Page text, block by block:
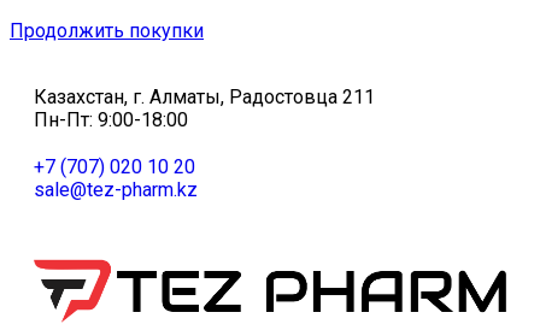
Продолжить покупки
Казахстан, г. Алматы, Радостовца 211
Пн-Пт: 9:00-18:00
+7 (707) 020 10 20
sale@tez-pharm.kz